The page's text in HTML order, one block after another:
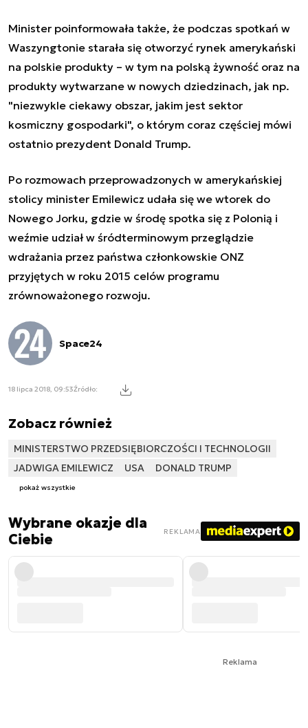
Minister poinformowała także, że podczas spotkań w
Waszyngtonie starała się otworzyć rynek amerykański
na polskie produkty – w tym na polską żywność oraz na
produkty wytwarzane w nowych dziedzinach, jak np.
"niezwykle ciekawy obszar, jakim jest sektor
kosmiczny gospodarki", o którym coraz częściej mówi
ostatnio prezydent Donald Trump.
Po rozmowach przeprowadzonych w amerykańskiej
stolicy minister Emilewicz udała się we wtorek do
Nowego Jorku, gdzie w środę spotka się z Polonią i
weźmie udział w śródterminowym przeglądzie
wdrażania przez państwa członkowskie ONZ
przyjętych w roku 2015 celów programu
zrównoważonego rozwoju.
Space24
18 lipca 2018, 09:53Źródło:
Zobacz również
MINISTERSTWO PRZEDSIĘBIORCZOŚCI I TECHNOLOGII
JADWIGA EMILEWICZ
USA DONALD TRUMP
pokaż wszystkie
Wybrane okazje dla
Ciebie
REKLAMA
Reklama